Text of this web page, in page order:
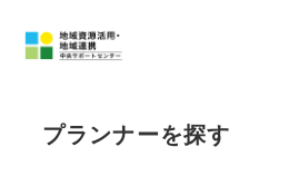
プランナーを探す